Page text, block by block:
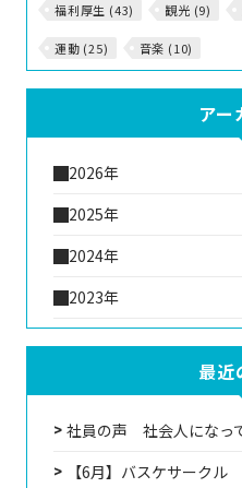
福利厚生 (43) 観光 (9)
運動 (25) 音楽 (10)
アー
2026年
2025年
2024年
2023年
最近
社員の声 社会人になっ
【6月】バスケサーク